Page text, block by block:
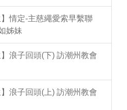
情定-主慈繩愛索早繫聯
姊妹
浪子回頭(下) 訪潮州教會
浪子回頭(上) 訪潮州教會